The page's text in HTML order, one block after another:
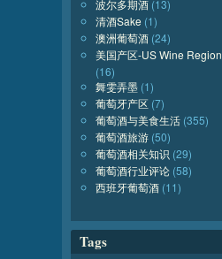
波尔多期酒 (13)
清酒Sake (1)
澳洲葡萄酒 (24)
美国产区-US Wine Region
(16)
舞雯弄墨 (1)
葡萄牙产区 (7)
葡萄酒与美食生活 (355)
葡萄酒旅游 (50)
葡萄酒相关知识 (29)
葡萄酒行业评论 (58)
西班牙葡萄酒 (11)
Tags